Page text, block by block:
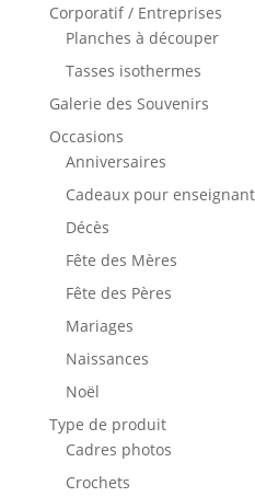
Corporatif / Entreprises
Planches à découper
Tasses isothermes
Galerie des Souvenirs
Occasions
Anniversaires
Cadeaux pour
Décès
Fête des Mères
Fête des Pères
Mariages
Naissances
Noël
Type de produit
Cadres photos
Crochets